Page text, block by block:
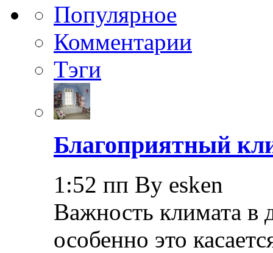
Популярное
Комментарии
Тэги
Благоприятный
1:52 пп By esken
Важность климата в
особенно это